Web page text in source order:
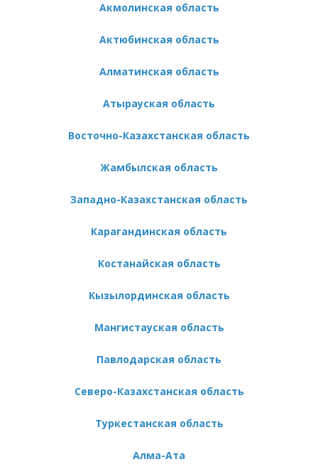
Акмолинская область
Актюбинская область
Алматинская область
Атырауская область
Восточно-Казахстанская область
Жамбылская область
Западно-Казахстанская область
Карагандинская область
Костанайская область
Кызылординская область
Мангистауская область
Павлодарская область
Северо-Казахстанская область
Туркестанская область
Алма-Ата